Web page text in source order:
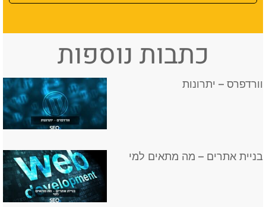
בניית אתרים – מה מתאים למי
אנליטיקס – Google Analytics